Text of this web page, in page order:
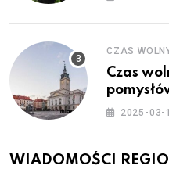
CZAS
Czas
rodzinne
2025-03-
WIADOMOŚCI